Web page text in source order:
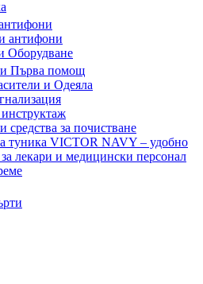
антифони
Оборудване
Първа помощ
и Одеяла
средства за почистване